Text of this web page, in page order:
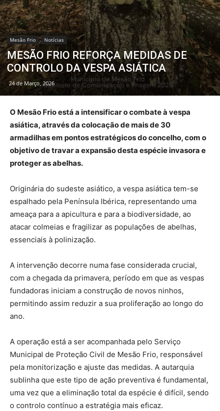
Mesão Frio Notícias
MESÃO FRIO REFORÇA MEDIDAS DE
CONTROLO DA VESPA ASIÁTICA
24 de Março, 2026
O Mesão Frio está a intensificar o combate à vespa
asiática, através da colocação de mais de 30
armadilhas em pontos estratégicos do concelho, com o
objetivo de travar a expansão desta espécie invasora e
proteger as abelhas.
Originária do sudeste asiático, a vespa asiática tem-se
espalhado pela Península Ibérica, representando uma
ameaça para a apicultura e para a biodiversidade, ao
atacar colmeias e fragilizar as populações de abelhas,
essenciais à polinização.
A intervenção decorre numa fase considerada crucial,
com a chegada da primavera, período em que as vespas
fundadoras iniciam a construção de novos ninhos,
permitindo assim reduzir a sua proliferação ao longo do
ano.
A operação está a ser acompanhada pelo Serviço
Municipal de Proteção Civil de Mesão Frio, responsável
pela monitorização e ajuste das medidas. A autarquia
sublinha que este tipo de ação preventiva é fundamental,
uma vez que a eliminação total da espécie é difícil, sendo
o controlo contínuo a estratégia mais eficaz.